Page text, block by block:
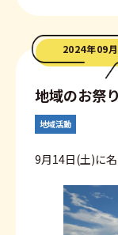
2024年09
地域のお祭
地域活動
9月14日(土)に